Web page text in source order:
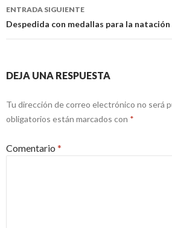
ENTRADA SIGUIENTE
Despedida con medallas para la
DEJA UNA RESPUESTA
Tu dirección de correo electrónico no será
obligatorios están marcados con *
Comentario *